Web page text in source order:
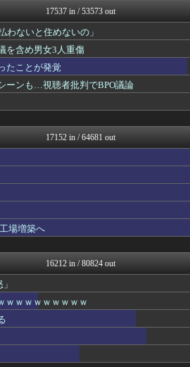
ファ板速報
ファ板速報
ファ板速報
国難にあってもの申す！！
ガンプラ ログ
アナ速‐女子アナ画像速報
もえるあじあ(･∀･)
海外さんいらっしゃい 海外...
【サッカー まとめ】サカラ...
ハウメニージャパン！
婚外ちゃんねる
なんじぇいスタジアム＠なん...
なんJ PRIDE
かせまと！
育児板拾い読み
アニゲー速報
モナニュース
軍事・ミリタリー速報☆彡
おーるじゃんる
17537 in / 53573 out
わないと住めないの」
を含め男女3人重傷
たことが発覚
ーンも…視聴者批判でBPO議論
17152 in / 64681 out
場増築へ
16212 in / 80824 out
ｗｗｗｗｗｗｗｗｗ